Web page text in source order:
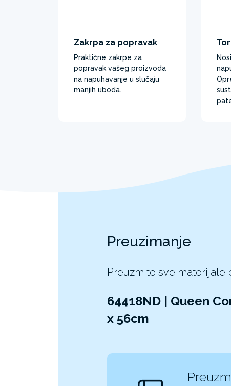
Zakrpa za popravak
Praktične zakrpe za
popravak vašeg proizvoda
na napuhavanje u slučaju
manjih uboda.
Preuzimanje
Preuzmite sve materijale
64418ND | Queen
x 56cm